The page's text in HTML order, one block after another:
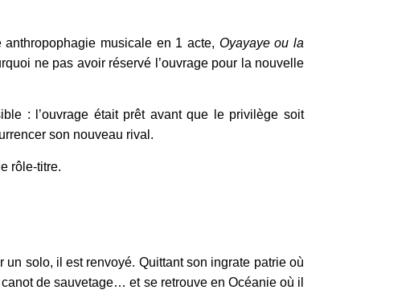
musicale en 1 acte, Oyayaye ou la
ne pas avoir réservé l’ouvrage pour la nouvelle
: l’ouvrage était prêt avant que le privilège soit
son nouveau rival.
rôle-titre.
un solo, il est renvoyé. Quittant son ingrate patrie où
de sauvetage… et se retrouve en Océanie où il